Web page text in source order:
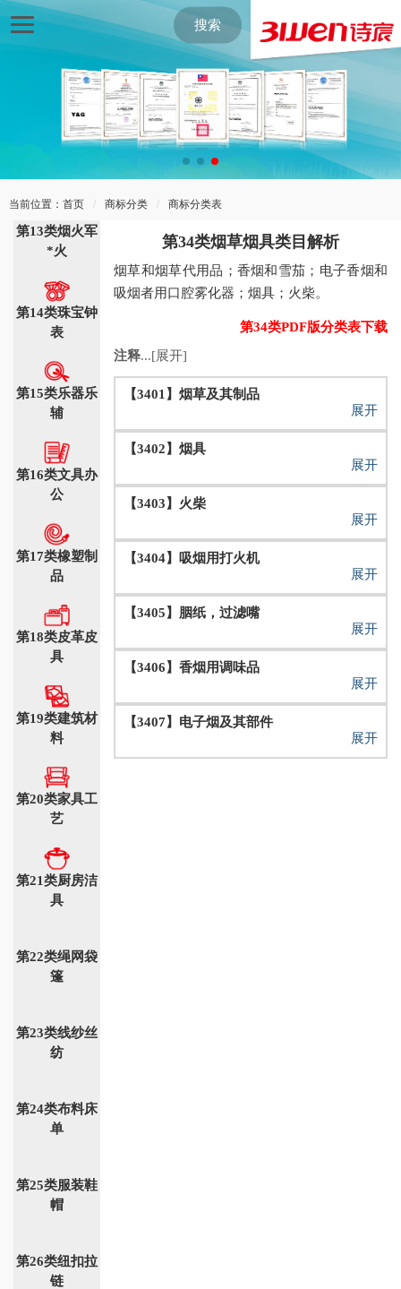
搜索
当前位置： 首页 / 商标分类 / 商标分类表
械
第11类灯具电
第12类运输工
第13类烟火军
*火
第14类珠宝钟
表
第15类乐器乐
辅
第16类文具办
公
第17类橡塑制
品
第18类皮革皮
具
第19类建筑材
料
第20类家具工
艺
第21类厨房洁
具
第22类绳网袋
篷
第23类线纱丝
纺
第24类布料床
单
第25类服装鞋
帽
第26类纽扣拉
链
第34类烟草烟具类目解析
烟草和烟草代用品；香烟和雪茄；电子香烟和
吸烟者用口腔雾化器；烟具；火柴。
注释...[展开]
第34类PDF版分类表下载
【3401】烟草及其制品
展开
【3402】烟具
展开
【3403】火柴
展开
【3404】吸烟用打火机
展开
【3405】胭纸，过滤嘴
展开
【3406】香烟用调味品
展开
【3407】电子烟及其部件
展开